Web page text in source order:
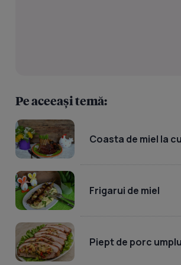
Pe aceeași temă:
Coasta de miel la
Frigarui de miel
Piept de porc